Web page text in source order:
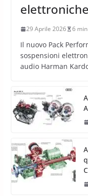
29 Aprile 2026 6
Il nuovo Pack
sospensioni
audio Harman